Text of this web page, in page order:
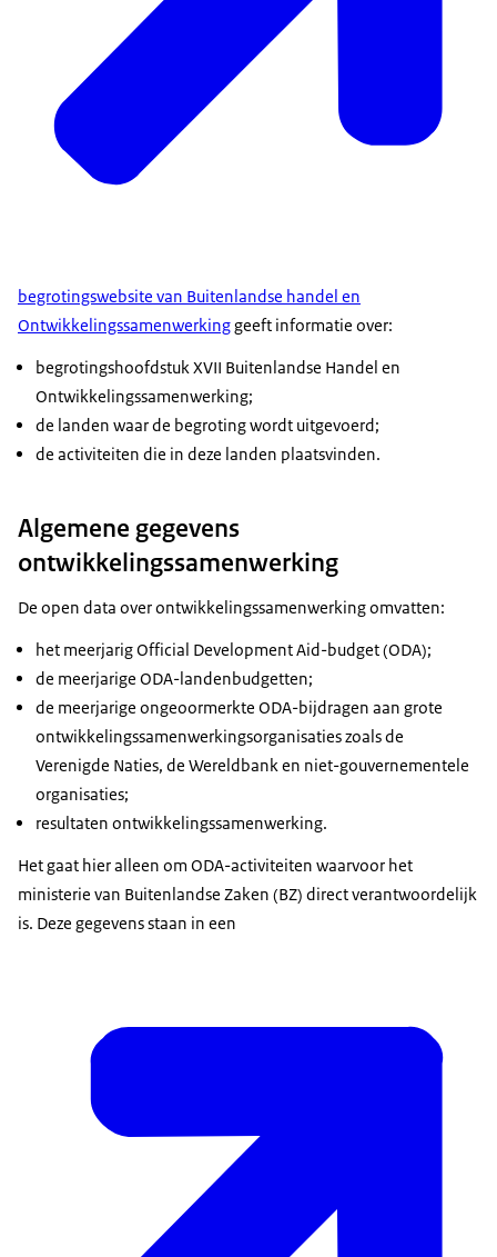
begrotingswebsite van Buitenlandse handel en
Ontwikkelingssamenwerkinggeeft informatie over:
begrotingshoofdstuk XVII Buitenlandse Handel en
Ontwikkelingssamenwerking;
de landen waar de begroting wordt uitgevoerd;
de activiteiten die in deze landen plaatsvinden.
Algemene gegevens
ontwikkelingssamenwerking
De open data over ontwikkelingssamenwerking omvatten:
het meerjarigOfficial Development Aid-budget(ODA);
de meerjarige ODA-landenbudgetten;
de meerjarige ongeoormerkte ODA-bijdragen aan grote
ontwikkelingssamenwerkingsorganisaties zoals de
Verenigde Naties, de Wereldbank en niet-gouvernementele
organisaties;
resultaten ontwikkelingssamenwerking.
Het gaat hier alleen om ODA-activiteiten waarvoor het
ministerie van Buitenlandse Zaken (BZ) direct verantwoordelijk
is. Deze gegevens staan in een